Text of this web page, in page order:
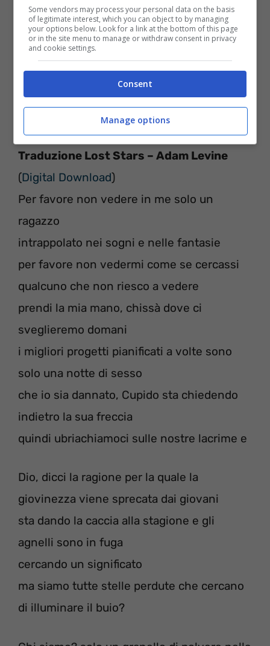
And I thought I heard you call my name
And I thought I heard you out there crying
But are we all lost stars trying to light up
the dark?
Are we all lost stars trying to light up the
Traduzione Lost Stars – Adam Levine
(Digital Download)
Per favore non vedere in me solo un
ragazzo
intrappolato nei sogni e nelle fantasie
per favore non vedermi come se cercassi
qualcuno che non riesco a vedere
prendi la mia mano, chissà dove ci
sveglieremo domani
i migliori progetti pianificati a volte sono
solo una notte di sesso
che io sia dannato, Cupido sta chiedendo
indietro la sua freccia
quindi ubriachiamoci sulle nostre lacrime e
Dio, dicci la ragione per la quale la
giovinezza viene sprecata dai giovani
sta dando la caccia alla stagione e gli
agnelli sono in fuga
cercando un significato
ma siamo tutte stelle perdute che cercano
di illuminare il buio?
Some vendors may process your personal data on the basis
of legitimate interest, which you can object to by managing
your options below. Look for a link at the bottom of this page
or in the site menu to manage or withdraw consent in privacy
and cookie settings.
Consent
Manage options